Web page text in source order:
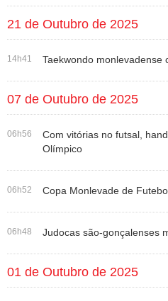
21 de Outubro de 2025
14h41 Taekwondo monlevadense
07 de Outubro de 2025
06h56
Com vitórias no futsal,
Olímpico
06h52 Copa Monlevade de
06h48 Judocas são-gonçalenses
01 de Outubro de 2025